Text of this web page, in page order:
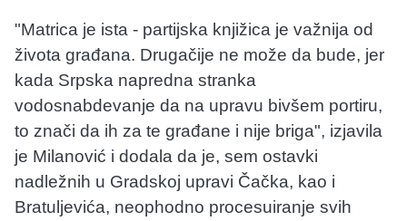
"Matrica je ista - partijska knjižica je važnija od
života građana. Drugačije ne može da bude, jer
kada Srpska napredna stranka
vodosnabdevanje da na upravu bivšem portiru,
to znači da ih za te građane i nije briga", izjavila
je Milanović i dodala da je, sem ostavki
nadležnih u Gradskoj upravi Čačka, kao i
Bratuljevića, neophodno procesuiranje svih